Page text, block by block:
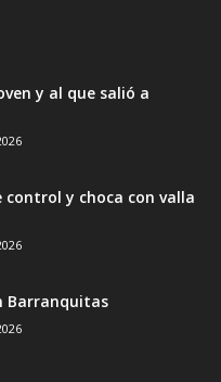
y al que salió a
control y choca con valla
Barranquitas